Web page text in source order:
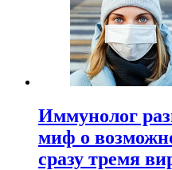
Иммунолог
миф о
сразу тремя